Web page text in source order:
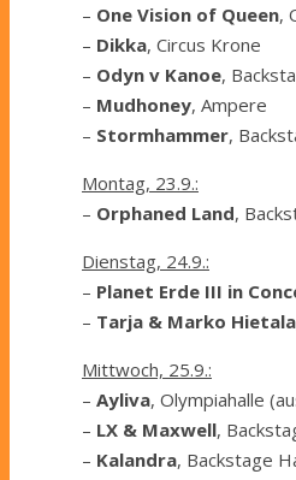
– One Vision of Queen,
– Dikka, Circus Krone
– Odyn v Kanoe,
– Mudhoney, Ampere
– Stormhammer,
Montag, 23.9.:
– Orphaned Land,
Dienstag, 24.9.:
– Planet Erde III in
– Tarja & Marko Hietala
Mittwoch, 25.9.:
– Ayliva, Olympiahalle
– LX & Maxwell,
– Kalandra, Backstage